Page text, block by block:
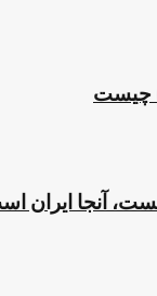
چیست
آنجا ایران